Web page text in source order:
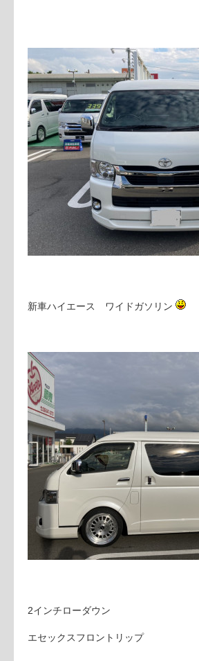
新車ハイエース ワイドガソリン
2インチローダウン
エセックスフロントリップ